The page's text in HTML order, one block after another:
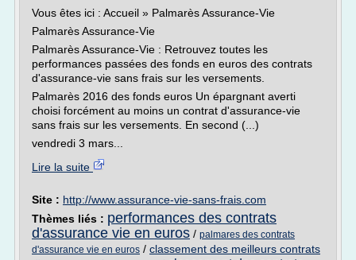
Vous êtes ici : Accueil » Palmarès Assurance-Vie
Palmarès Assurance-Vie
Palmarès Assurance-Vie : Retrouvez toutes les
performances passées des fonds en euros des contrats
d'assurance-vie sans frais sur les versements.
Palmarès 2016 des fonds euros Un épargnant averti
choisi forcément au moins un contrat d'assurance-vie
sans frais sur les versements. En second (...)
vendredi 3 mars...
Lire la suite
Site : http://www.assurance-vie-sans-frais.com
Thèmes liés : performances des contrats
d'assurance vie en euros / palmares des contrats
d'assurance vie en euros / classement des meilleurs contrats